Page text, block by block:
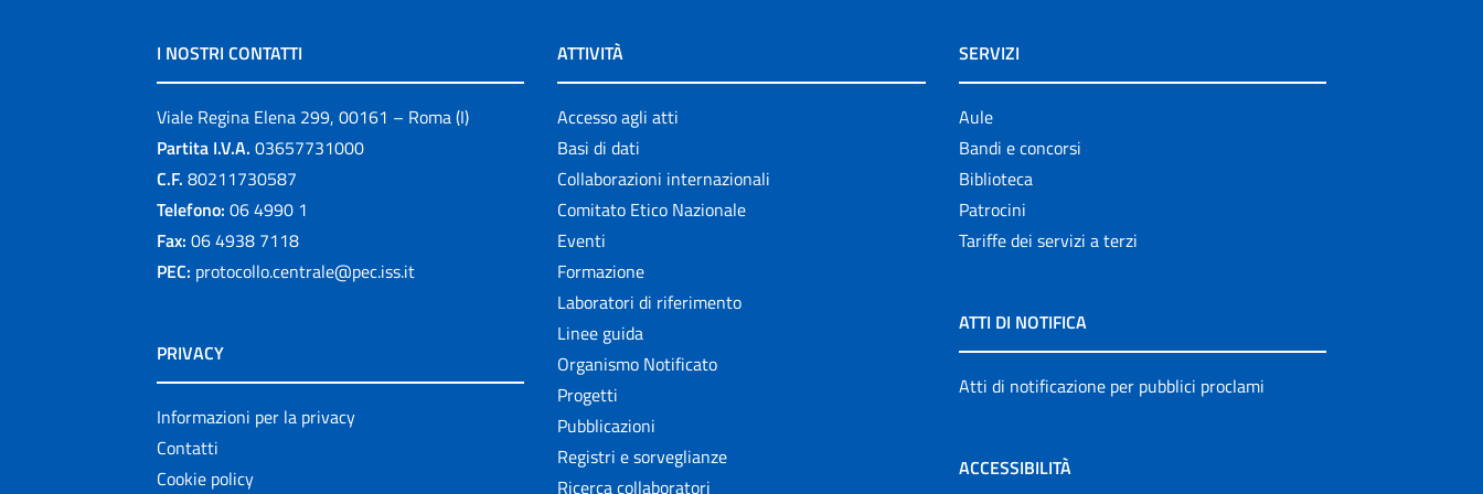
I NOSTRI CONTATTI
Viale Regina Elena 299, 00161 – Roma (I)
Partita I.V.A. 03657731000
C.F. 80211730587
Telefono: 06 4990 1
Fax: 06 4938 7118
PEC: protocollo.centrale@pec.iss.it
PRIVACY
Informazioni per la privacy
Contatti
Cookie policy
ATTIVITÀ
Accesso agli atti
Basi di dati
Collaborazioni internazionali
Comitato Etico Nazionale
Eventi
Formazione
Laboratori di riferimento
Linee guida
Organismo Notificato
Progetti
Pubblicazioni
Registri e sorveglianze
Ricerca collaboratori
SERVIZI
Aule
Bandi e concorsi
Biblioteca
Patrocini
Tariffe dei servizi a terzi
ATTI DI NOTIFICA
Atti di notificazione per pubblici proclami
ACCESSIBILITÀ